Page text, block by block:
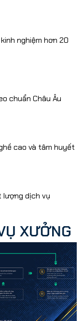
nghiệm hơn 20
chuẩn Châu Âu
cao và tâm huyết
lượng dịch vụ
XƯỞNG